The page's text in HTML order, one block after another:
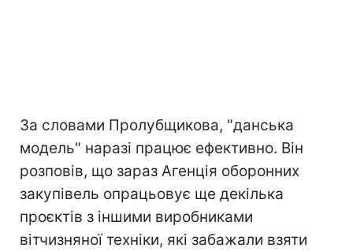
За словами Пролубщикова, "данська
модель" наразі працює ефективно. Він
розповів, що зараз Агенція оборонних
закупівель опрацьовує ще декілька
проєктів з іншими виробниками
вітчизняної техніки, які забажали взяти